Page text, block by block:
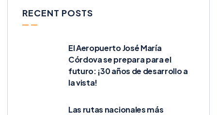
RECENT POSTS
El Aeropuerto José María
Córdova se prepara para el
futuro: ¡30 años de desarrollo a
la vista!
Las rutas nacionales más